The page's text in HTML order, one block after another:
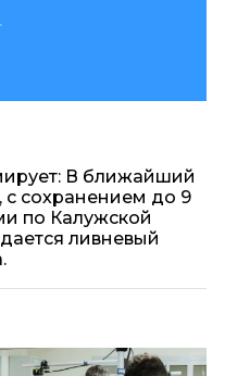
В ближайший
с сохранением до 9
по Калужской
ливневый